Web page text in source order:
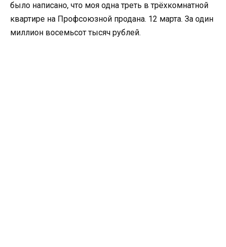
было написано, что моя одна треть в трёхкомнатной
квартире на Профсоюзной продана. 12 марта. За один
миллион восемьсот тысяч рублей.